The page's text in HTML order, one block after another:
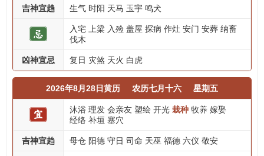
吉神宜趋 生气 时阳 天马 玉宇 鸣犬
入宅 上梁 入殓 盖屋 探病 作灶 安门 安葬 纳畜
伐木
凶神宜忌 复日 灾煞 天火 白虎
2026年8月28日黄历 农历七月十六 星期五
沐浴 理发 会亲友 塑绘 开光 栽种 牧养 嫁娶
经络 补垣 塞穴
吉神宜趋 母仓 阳德 守日 司命 天巫 福德 六仪 敬安